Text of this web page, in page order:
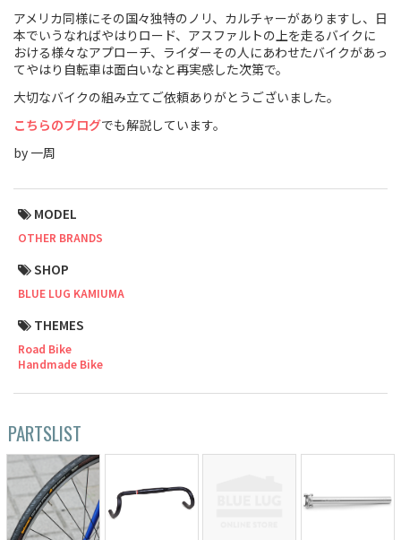
アメリカ同様にその国々独特のノリ、カルチャーがありますし、日
本でいうなればやはりロード、アスファルトの上を走るバイクに
おける様々なアプローチ、ライダーその人にあわせたバイクがあっ
てやはり自転車は面白いなと再実感した次第で。
大切なバイクの組み立てご依頼ありがとうございました。
こちらのブログでも解説しています。
by 一周
MODEL
OTHER BRANDS
SHOP
BLUE LUG KAMIUMA
THEMES
Road Bike
Handmade Bike
PARTSLIST
MASH
CRUST BIKES
VELO ORANGE
BIKE FRIDAY
FAIRWEATHER
ALL-CITY
BROMPTON
CIELO